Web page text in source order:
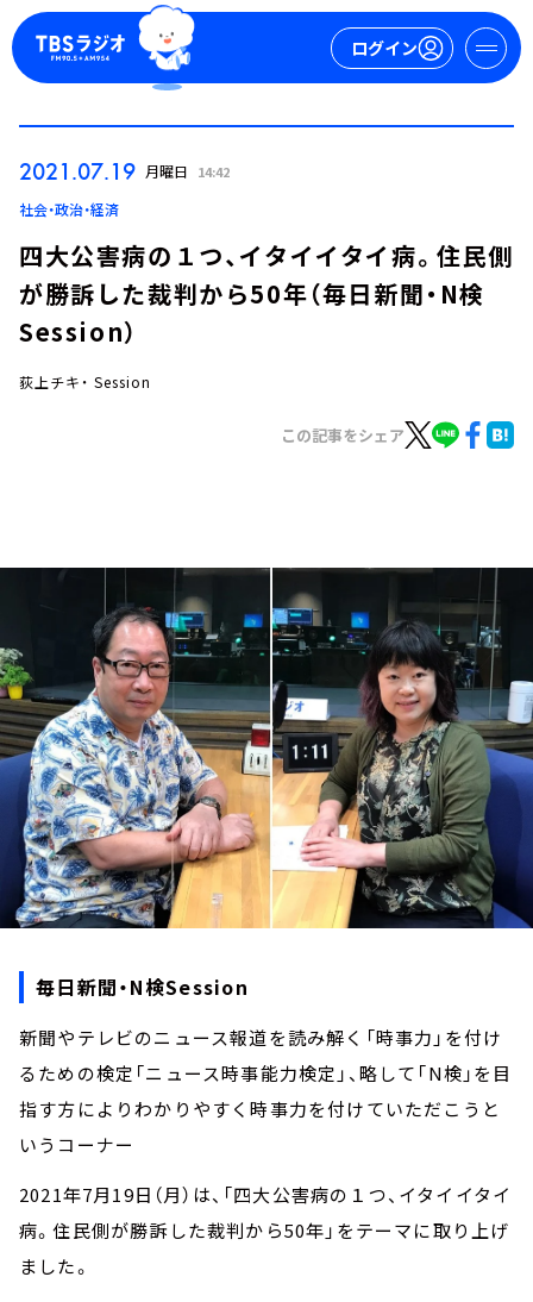
ログイン
イベント・グッズ
YouTube
会社情報
2021.07.19 月曜日 14:42
社会・政治・経済
四大公害病の１つ、イタイイタイ病。住民側
が勝訴した裁判から50年（毎日新聞・N検
Session）
荻上チキ・ Session
この記事をシェア
毎日新聞・N検Session
新聞やテレビのニュース報道を読み解く「時事力」を付け
るための検定「ニュース時事能力検定」、略して「N検」を目
指す方によりわかりやすく時事力を付けていただこうと
いうコーナー
2021年7月19日（月）は、「四大公害病の１つ、イタイイタイ
病。住民側が勝訴した裁判から50年」をテーマに取り上げ
ました。